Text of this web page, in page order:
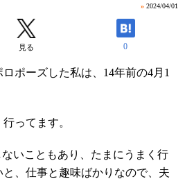
» 2024/04/01
見る 0
ポーズした私は、14年前の4月1
ってます。
ないこともあり、たまにうまく行
、仕事と趣味ばかりなので、夫